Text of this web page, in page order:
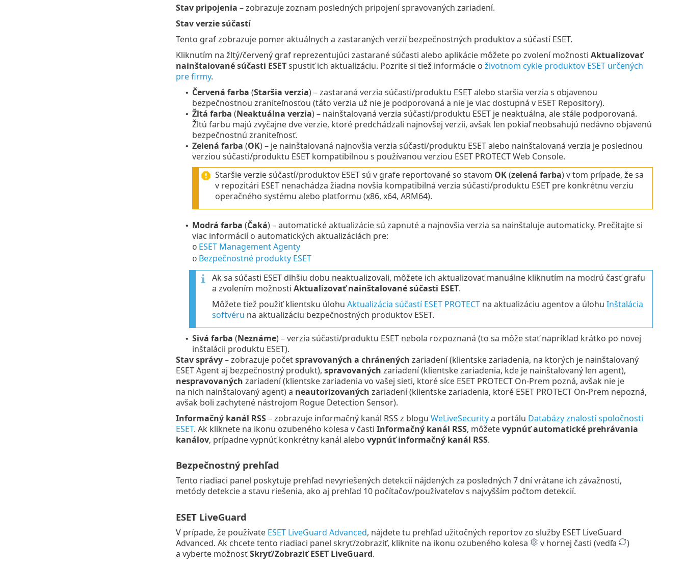
Stav pripojenia – zobrazuje zoznam posledných pripojení spravovaných zariadení.
Stav verzie súčastí
Tento graf zobrazuje pomer aktuálnych a zastaraných verzií bezpečnostných produktov a súčastí ESET.
Kliknutím na žltý/červený graf reprezentujúci zastarané súčasti alebo aplikácie môžete po zvolení možnosti Aktualizovať
nainštalované súčasti ESETspustiť ich aktualizáciu. Pozrite si tiež informácie o životnom cykle produktov ESET určených
pre firmy.
• Červená farba (Staršia verzia) – zastaraná verzia súčasti/produktu ESET alebo staršia verzia s objavenou
bezpečnostnou zraniteľnosťou (táto verzia už nie je podporovaná a nie je viac dostupná v ESET Repository).
• Žltá farba (Neaktuálna verzia) – nainštalovaná verzia súčasti/produktu ESET je neaktuálna, ale stále podporovaná.
Žltú farbu majú zvyčajne dve verzie, ktoré predchádzali najnovšej verzii, avšak len pokiaľ neobsahujú nedávno objavenú
bezpečnostnú zraniteľnosť.
• Zelená farba (OK) – je nainštalovaná najnovšia verzia súčasti/produktu ESET alebo nainštalovaná verzia je poslednou
verziou súčasti/produktu ESET kompatibilnou s používanou verziou ESET PROTECT Web Console.
Staršie verzie súčastí/produktov ESET sú v grafe reportované so stavom OK(zelená farba) v tom prípade, že sa
v repozitári ESET nenachádza žiadna novšia kompatibilná verzia súčasti/produktu ESET pre konkrétnu verziu
operačného systému alebo platformu (x86, x64, ARM64).
• Modrá farba (Čaká) – automatické aktualizácie sú zapnuté a najnovšia verzia sa nainštaluje automaticky. Prečítajte si
viac informácií o automatických aktualizáciách pre:
o ESET Management Agenty
o Bezpečnostné produkty ESET
Ak sa súčasti ESET dlhšiu dobu neaktualizovali, môžete ich aktualizovať manuálne kliknutím na modrú časť grafu
a zvolením možnosti Aktualizovať nainštalované súčasti ESET.
Môžete tiež použiť klientsku úlohu Aktualizácia súčastí ESET PROTECTna aktualizáciu agentov a úlohu Inštalácia
softvéru na aktualizáciu bezpečnostných produktov ESET.
• Sivá farba (Neznáme) – verzia súčasti/produktu ESET nebola rozpoznaná (to sa môže stať napríklad krátko po novej
inštalácii produktu ESET).
Stav správy– zobrazuje početspravovaných a chránených zariadení (klientske zariadenia, na ktorých je nainštalovaný
ESET Agent aj bezpečnostný produkt), spravovaných zariadení (klientske zariadenia, kde je nainštalovaný len agent),
nespravovaných zariadení (klientske zariadenia vo vašej sieti, ktoré síce ESET PROTECT On-Prem pozná, avšak nie je
na nich nainštalovaný agent) a neautorizovaných zariadení (klientske zariadenia, ktoré ESET PROTECT On-Prem nepozná,
avšak boli zachytené nástrojom Rogue Detection Sensor).
Informačný kanál RSS– zobrazuje informačný kanál RSS z blogu WeLiveSecuritya portálu Databázy znalostí spoločnosti
ESET. Ak kliknete na ikonu ozubeného kolesa v časti Informačný kanál RSS, môžetevypnúť automatické prehrávania
kanálov, prípadne vypnúť konkrétny kanál alebo vypnúť informačný kanál RSS.
Bezpečnostný prehľad
Tento riadiaci panel poskytuje prehľad nevyriešených detekcií nájdených za posledných 7 dní vrátane ich závažnosti,
metódy detekcie a stavu riešenia, ako aj prehľad 10 počítačov/používateľov s najvyšším počtom detekcií.
ESET LiveGuard
V prípade, že používate ESET LiveGuard Advanced, nájdete tu prehľad užitočných reportov zo služby ESET LiveGuard
Advanced. Ak chcete tento riadiaci panel skryť/zobraziť, kliknite na ikonu ozubeného kolesa
v hornej časti (vedľa
)
a vyberte možnosťSkryť/Zobraziť ESET LiveGuard.